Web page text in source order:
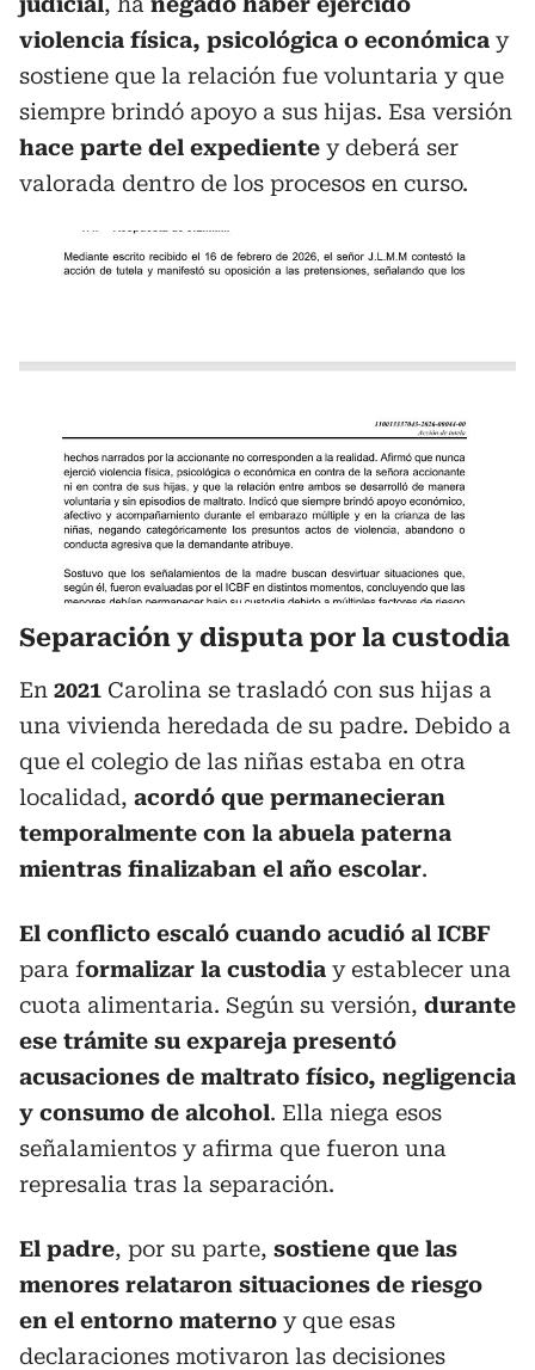
violencia física, psicológica o económica y
sostiene que la relación fue voluntaria y que
siempre brindó apoyo a sus hijas. Esa versión
hace parte del expediente y deberá ser
valorada dentro de los procesos en curso.
Separación y disputa por la custodia
En 2021 Carolina se trasladó con sus hijas a
una vivienda heredada de su padre. Debido a
que el colegio de las niñas estaba en otra
localidad, acordó que permanecieran
temporalmente con la abuela paterna
mientras finalizaban el año escolar.
El conflicto escaló cuando acudió al ICBF
para formalizar la custodia y establecer una
cuota alimentaria. Según su versión, durante
ese trámite su expareja presentó
acusaciones de maltrato físico, negligencia
y consumo de alcohol. Ella niega esos
señalamientos y afirma que fueron una
represalia tras la separación.
El padre, por su parte, sostiene que las
menores relataron situaciones de riesgo
en el entorno materno y que esas
declaraciones motivaron las decisiones